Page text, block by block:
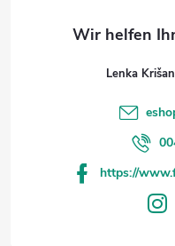
Lenka
https://